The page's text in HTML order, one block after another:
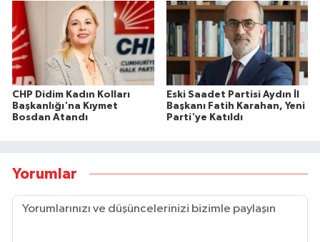
CHP Didim Kadın Kolları
Başkanlığı'na Kıymet
Bosdan Atandı
Eski Saadet Partisi Aydın İl
Başkanı Fatih Karahan, Yeni
Parti'ye Katıldı
Yorumlar